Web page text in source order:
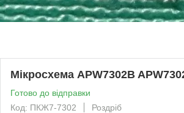
Мікросхема APW7302B
Готово до відправки
Код: ПКЖ7-7302
Роздріб